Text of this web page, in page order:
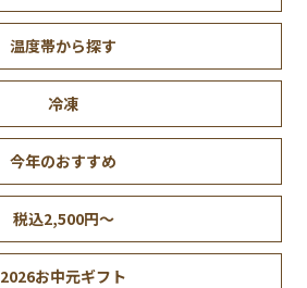
温度帯から探す
冷凍
今年のおすすめ
税込2,500円～
2026お中元ギフト